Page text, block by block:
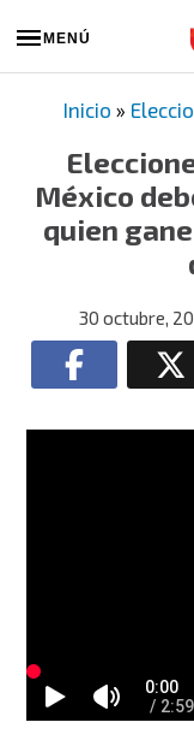
MENÚ
Inicio »
México
quien
30 octubre,